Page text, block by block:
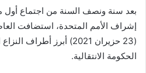
بعد سنة ونصف السنة من اجتماع أول
إشراف الأمم المتحدة، استضافت
(23 حزيران 2021) أبرز
الحكومة الانتقالية.